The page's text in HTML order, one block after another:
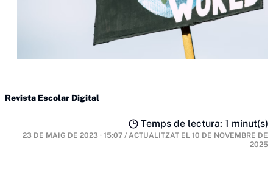
Revista Escolar Digital
Temps de lectura: 1 minut(s)
23 DE MAIG DE 2023 · 15:07 / ACTUALITZAT EL 10 DE NOVEMBRE DE
2025